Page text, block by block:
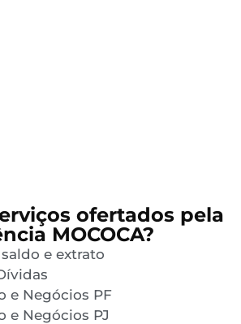
ofertados pela
MOCOCA?
e extrato
e Negócios PF
e Negócios PJ